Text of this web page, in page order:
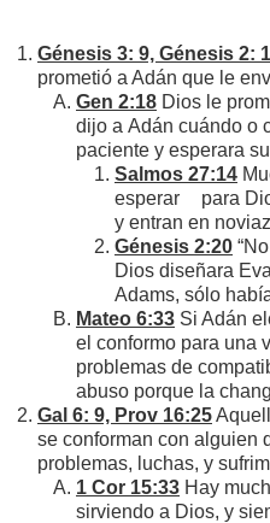
Génesis 3: 9, Génesis 2:
prometió a Adán que le
Gen 2:18 Dios le
dijo a Adán cuándo o
paciente y esperara
Salmos 27:14
esperar para
y entran en
Génesis 2:20
Dios diseñara
Adams, sólo
Mateo 6:33 Si Adán
el conformo para una
problemas de
abuso porque la
Gal 6: 9, Prov 16:25
se conforman con alguien
problemas, luchas, y
1 Cor 15:33 Hay
sirviendo a Dios, y